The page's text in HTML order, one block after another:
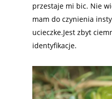
przestaje mi bic. Nie
mam do czynienia
ucieczke.Jest zbyt
identyfikacje.